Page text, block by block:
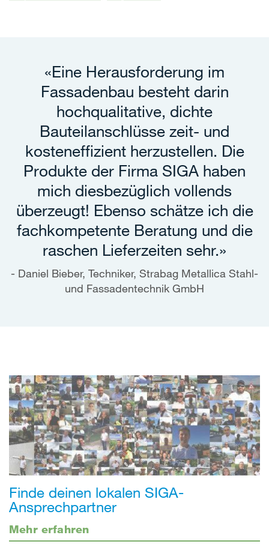
«Eine Herausforderung im
Fassadenbau besteht darin
hochqualitative, dichte
Bauteilanschlüsse zeit- und
kosteneffizient herzustellen. Die
Produkte der Firma SIGA haben
mich diesbezüglich vollends
überzeugt! Ebenso schätze ich die
fachkompetente Beratung und die
raschen Lieferzeiten sehr.»
Daniel Bieber, Techniker, Strabag Metallica Stahl-
und Fassadentechnik GmbH
Finde deinen lokalen SIGA-
Ansprechpartner
Mehr erfahren